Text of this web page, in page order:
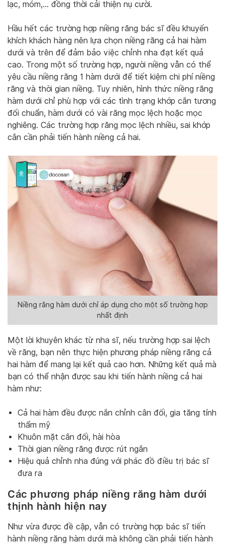
lạc, móm,… đồng thời cải thiện nụ cười.
Hầu hết các trường hợp niềng răng bác sĩ đều khuyến
khích khách hàng nên lựa chọn niềng răng cả hai hàm
dưới và trên để đảm bảo việc chỉnh nha đạt kết quả
cao. Trong một số trường hợp, người niềng vẫn có thể
yêu cầu niềng răng 1 hàm dưới để tiết kiệm chi phí niềng
răng và thời gian niềng. Tuy nhiên, hình thức niềng răng
hàm dưới chỉ phù hợp với các tình trạng khớp cắn tương
đối chuẩn, hàm dưới có vài răng mọc lệch hoặc mọc
nghiêng. Các trường hợp răng mọc lệch nhiều, sai khớp
cắn cần phải tiến hành niềng cả hai.
Niềng răng hàm dưới chỉ áp dụng cho một số trường hợp
nhất định
Một lời khuyên khác từ nha sĩ, nếu trường hợp sai lệch
về răng, bạn nên thực hiện phương pháp niềng răng cả
hai hàm để mang lại kết quả cao hơn. Những kết quả mà
bạn có thể nhận được sau khi tiến hành niềng cả hai
hàm như:
Cả hai hàm đều được nắn chỉnh cân đối, gia tăng tính
thẩm mỹ
Khuôn mặt cân đối, hài hòa
Thời gian niềng răng được rút ngắn
Hiệu quả chỉnh nha đúng với phác đồ điều trị bác sĩ
đưa ra
Các phương pháp niềng răng hàm dưới
thịnh hành hiện nay
Như vừa được đề cập, vẫn có trường hợp bác sĩ tiến
hành niềng răng hàm dưới mà không cần phải tiến hành